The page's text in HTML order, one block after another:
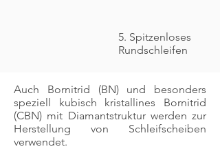
5. Spitzenloses
Rundschleifen
Auch Bornitrid (BN) und besonders
speziell kubisch kristallines Bornitrid
(CBN) mit Diamantstruktur werden zur
Herstellung von Schleifscheiben
verwendet.